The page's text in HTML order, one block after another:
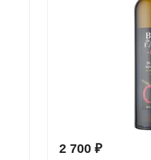
2 700 ₽